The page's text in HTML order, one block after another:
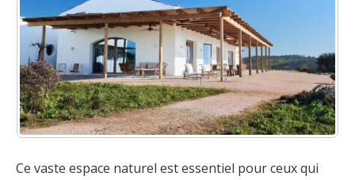
Ce vaste espace naturel est essentiel pour ceux qui